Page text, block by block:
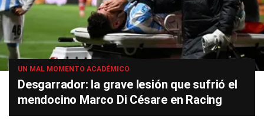
UN MAL MOMENTO ACADÉMICO
Desgarrador: la grave lesión que sufrió el
mendocino Marco Di Césare en Racing